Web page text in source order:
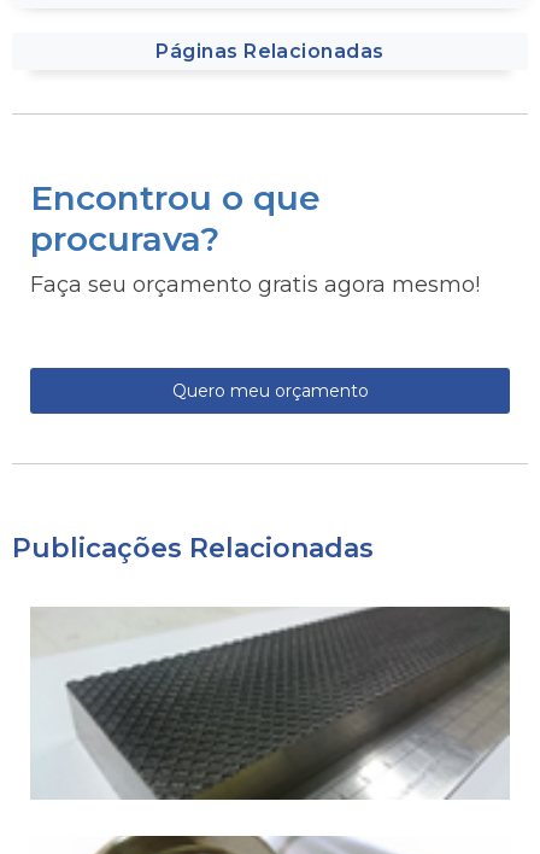
Páginas Relacionadas
Encontrou o que
procurava?
Faça seu orçamento gratis agora mesmo!
Quero meu orçamento
Publicações Relacionadas